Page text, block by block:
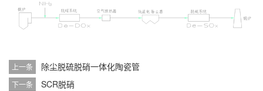
上一条 除尘脱硫脱硝一体化陶瓷管
下一条 SCR脱硝